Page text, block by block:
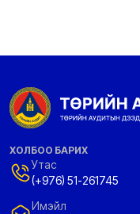
ХОЛБОО БАРИХ
Утас
(+976) 51-261745
Имэйл